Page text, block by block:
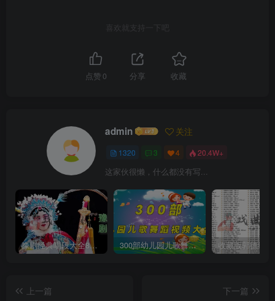
喜欢就支持一下吧
点赞 0 分享 收藏
admin 关注
1320 3 4 20.4W+
这家伙很懒，什么都没有写...
豫剧经典唱段大全850首mp3打包戏曲下载 300部幼儿园儿歌舞蹈视频大合集
上一篇
下一篇